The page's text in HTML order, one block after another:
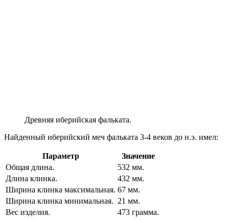
Древняя иберийская фальката.
Найденный иберийский меч фальката 3-4 веков до н.э. имел:
Параметр
Значение
Общая длина.
532 мм.
Длина клинка.
432 мм.
Ширина клинка максимальная. 67 мм.
Ширина клинка минимальная. 21 мм.
Вес изделия.
473 грамма.